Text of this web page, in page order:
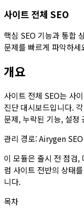
사이트 전체 SEO
핵심 SEO 기능과 통합
문제를 빠르게 파악하세
개요
사이트 전체 SEO는 사
진단 대시보드입니다.
문제, 누락된 기능, 설정
관리 경로:Airygen
이 모듈은 출시 전 점검,
럼 사이트 전반의 상태
니다.
목차